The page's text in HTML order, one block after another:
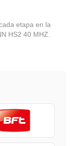
etapa en la
HS2 40 MHZ.